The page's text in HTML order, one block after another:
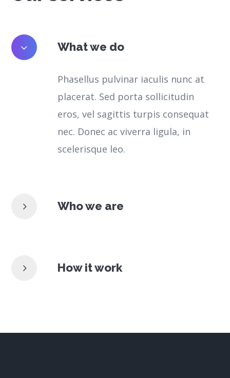
What we do
Phasellus pulvinar iaculis nunc at
placerat. Sed porta sollicitudin
eros, vel sagittis turpis consequat
nec. Donec ac viverra ligula, in
scelerisque leo.
Who we are
How it work